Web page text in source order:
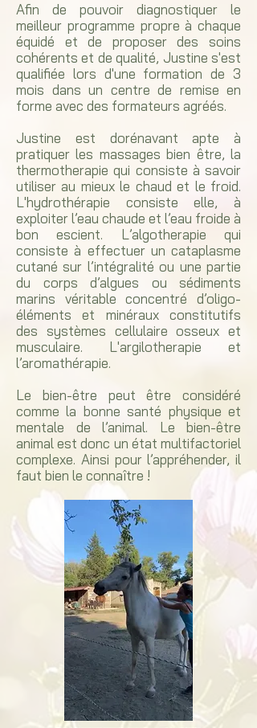
Afin de pouvoir diagnostiquer le
meilleur programme propre à chaque
équidé et de proposer des soins
cohérents et de qualité, Justine s'est
qualifiée lors d'une formation de 3
mois dans un centre de remise en
forme avec des formateurs agréés.
Justine est dorénavant apte à
pratiquer les massages bien être, la
thermotherapie qui consiste à savoir
utiliser au mieux le chaud et le froid.
L'hydrothérapie consiste elle, à
exploiter l’eau chaude et l’eau froide à
bon escient. L’algotherapie qui
consiste à effectuer un cataplasme
cutané sur l’intégralité ou une partie
du corps d’algues ou sédiments
marins véritable concentré d’oligo-
éléments et minéraux constitutifs
des systèmes cellulaire osseux et
musculaire. L'argilotherapie et
l’aromathérapie.
Le bien-être peut être considéré
comme la bonne santé physique et
mentale de l’animal. Le bien-être
animal est donc un état multifactoriel
complexe. Ainsi pour l’appréhender, il
faut bien le connaître !